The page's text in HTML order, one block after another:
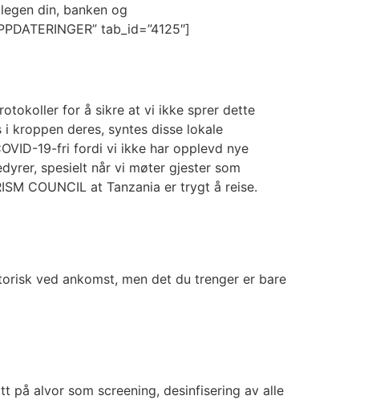
din, banken og
tab_id=”4125″]
for å sikre at vi ikke sprer dette
kroppen deres, syntes disse lokale
19-fri fordi vi ikke har opplevd nye
spesielt når vi møter gjester som
COUNCIL at Tanzania er trygt å reise.
ved ankomst, men det du trenger er bare
på alvor som screening, desinfisering av alle